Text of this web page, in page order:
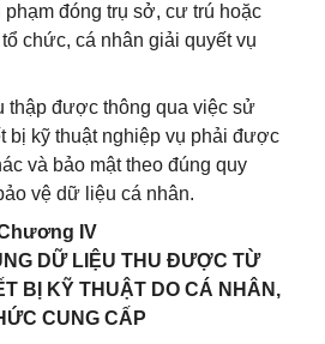
đóng trụ sở, cư trú hoặc
chức, cá nhân giải quyết vụ
thập được thông qua việc sử
bị kỹ thuật nghiệp vụ phải được
và bảo mật theo đúng quy
vệ dữ liệu cá nhân.
IV
DỮ LIỆU THU ĐƯỢC TỪ
BỊ KỸ THUẬT DO CÁ NHÂN,
CUNG CẤP